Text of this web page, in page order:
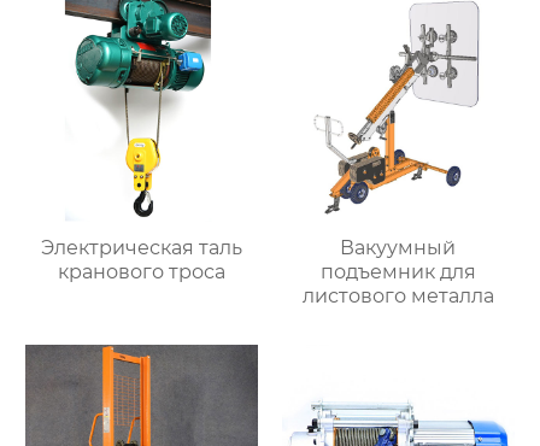
Электрическая таль
кранового троса
Вакуумный
подъемник для
листового металла